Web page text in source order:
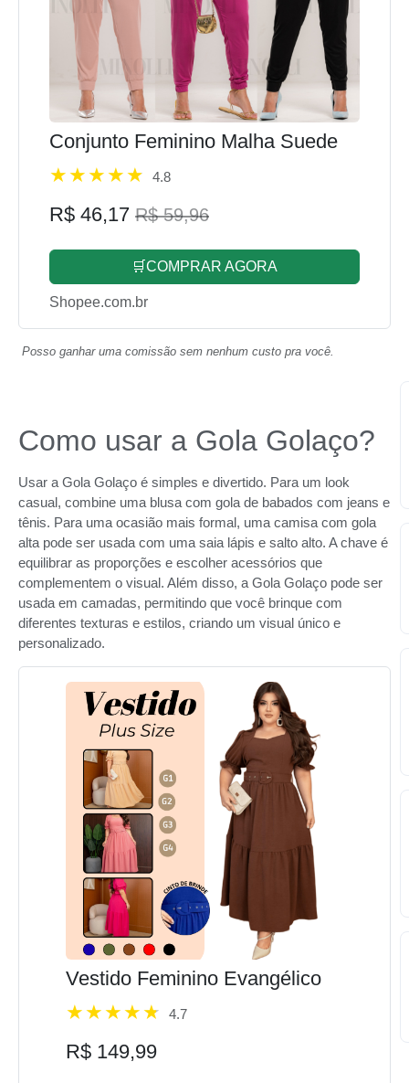
Conjunto Feminino Malha Suede
4.8
R$ 46,17 R$ 59,96
🛒COMPRAR AGORA
Shopee.com.br
Posso ganhar uma comissão sem nenhum custo pra você.
Como usar a Gola Golaço?
Usar a Gola Golaço é simples e divertido. Para um look
casual, combine uma blusa com gola de babados com jeans e
tênis. Para uma ocasião mais formal, uma camisa com gola
alta pode ser usada com uma saia lápis e salto alto. A chave é
equilibrar as proporções e escolher acessórios que
complementem o visual. Além disso, a Gola Golaço pode ser
usada em camadas, permitindo que você brinque com
diferentes texturas e estilos, criando um visual único e
personalizado.
Vestido Feminino Evangélico
4.7
R$ 149,99